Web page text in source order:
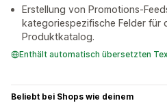
Erstellung von Promotions-
kategoriespezifische Felder für
Produktkatalog.
Enthält automatisch übersetzten
Beliebt bei Shops wie deinem